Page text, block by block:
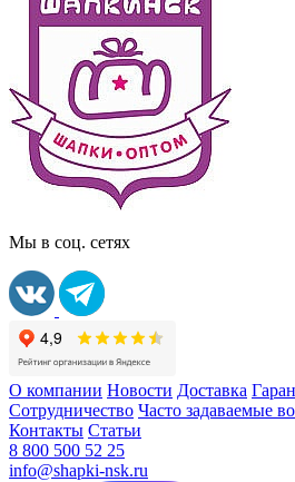
Мы в соц. сетях
О компании Новости Доставка
Сотрудничество Часто задаваемые
Контакты Статьи
8 800 500 52 25
info@shapki-nsk.ru